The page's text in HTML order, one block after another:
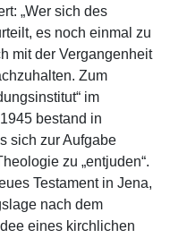
„Wer sich des
es noch einmal zu
mit der Vergangenheit
Zum
im
bestand in
sich zur Aufgabe
zu „entjuden“.
Testament in Jena,
nach dem
eines kirchlichen